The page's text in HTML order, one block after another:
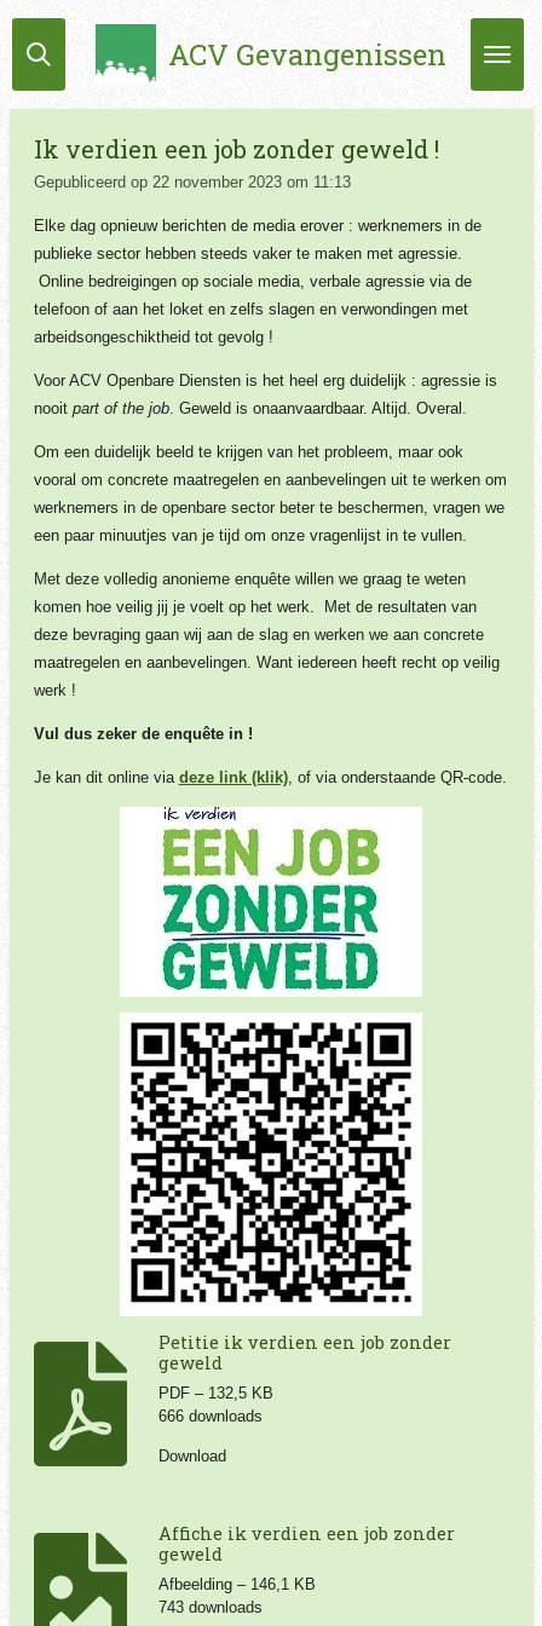
Ga
direct
de
hoofdinhoud
ACV Gevangenissen
Ik verdien een job zonder geweld !
Gepubliceerd op 22 november 2023 om 11:13
Elke dag opnieuw berichten de media erover : werknemers in de
publieke sector hebben steeds vaker te maken met agressie.
Online bedreigingen op sociale media, verbale agressie via de
telefoon of aan het loket en zelfs slagen en verwondingen met
arbeidsongeschiktheid tot gevolg !
Voor ACV Openbare Diensten is het heel erg duidelijk : agressie is
nooit part of the job. Geweld is onaanvaardbaar. Altijd. Overal.
Om een duidelijk beeld te krijgen van het probleem, maar ook
vooral om concrete maatregelen en aanbevelingen uit te werken om
werknemers in de openbare sector beter te beschermen, vragen we
een paar minuutjes van je tijd om onze vragenlijst in te vullen.
Met deze volledig anonieme enquête willen we graag te weten
komen hoe veilig jij je voelt op het werk. Met de resultaten van
deze bevraging gaan wij aan de slag en werken we aan concrete
maatregelen en aanbevelingen. Want iedereen heeft recht op veilig
werk !
Vul dus zeker de enquête in !
Je kan dit online via deze link (klik), of via onderstaande QR-code.
Petitie ik verdien een job zonder
geweld
PDF – 132,5 KB
666 downloads
Download
Affiche ik verdien een job zonder
geweld
Afbeelding – 146,1 KB
743 downloads